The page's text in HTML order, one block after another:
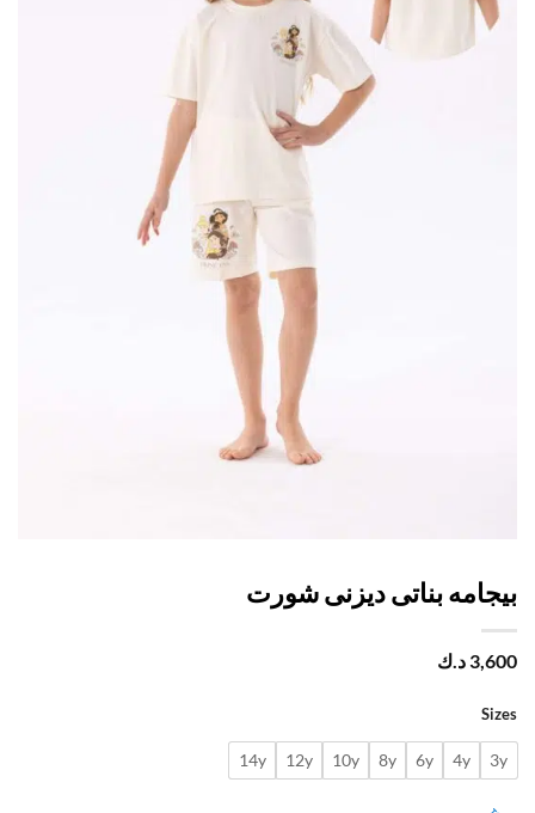
بناتى ديزنى شورت
د.ك
4y
6y
8y
10y
12y
14y